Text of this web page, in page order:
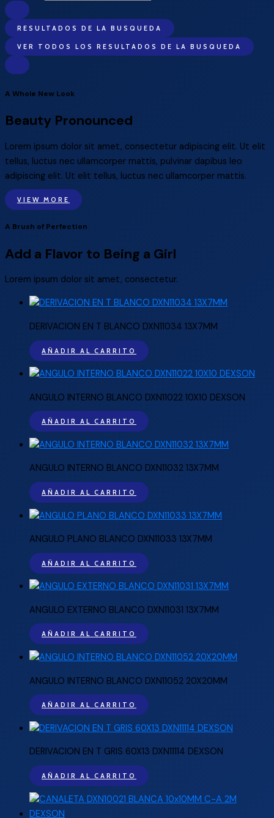
RESULTADOS DE LA BUSQUEDA
VER TODOS LOS RESULTADOS DE LA BUSQUEDA
A Whole New Look
Beauty Pronounced
Lorem ipsum dolor sit amet, consectetur adipiscing elit. Ut elit
tellus, luctus nec ullamcorper mattis, pulvinar dapibus leo
adipiscing elit. Ut elit tellus, luctus nec ullamcorper mattis.
VIEW MORE
A Brush of Perfection
Add a Flavor to Being a Girl
Lorem ipsum dolor sit amet, consectetur.
DERIVACION EN T BLANCO DXN11034 13X7MM
AÑADIR AL CARRITO
ANGULO INTERNO BLANCO DXN11022 10X10 DEXSON
AÑADIR AL CARRITO
ANGULO INTERNO BLANCO DXN11032 13X7MM
AÑADIR AL CARRITO
ANGULO PLANO BLANCO DXN11033 13X7MM
AÑADIR AL CARRITO
ANGULO EXTERNO BLANCO DXN11031 13X7MM
AÑADIR AL CARRITO
ANGULO INTERNO BLANCO DXN11052 20X20MM
AÑADIR AL CARRITO
DERIVACION EN T GRIS 60X13 DXN11114 DEXSON
AÑADIR AL CARRITO